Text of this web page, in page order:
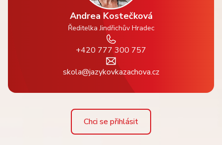
Andrea Kostečková
Ředitelka Jindřichův Hradec
+420 777 300 757
skola@jazykovkazachova.cz
Chci se přihlásit